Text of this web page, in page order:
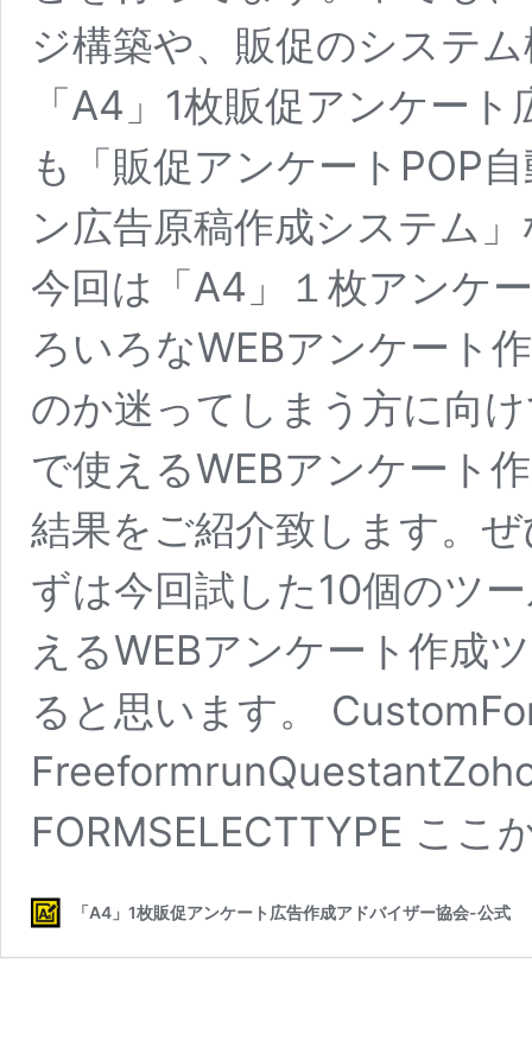
ジ構築や、販促のシステ
「A4」1枚販促アンケー
も「販促アンケートPOP
ン広告原稿作成システム
今回は「A4」１枚アンケ
ろいろなWEBアンケート
のか迷ってしまう方に向
で使えるWEBアンケート
結果をご紹介致します。
ずは今回試した10個のツ
えるWEBアンケート作成
ると思います。
FORMSELECTTYPE こ
「A4」1枚販促アンケート広告作成アドバイザー協会-公式